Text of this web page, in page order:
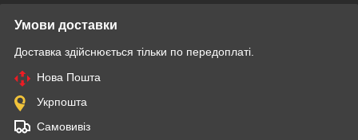
Умови доставки
Доставка здійснюється тільки по передоплаті.
Нова Пошта
Укрпошта
Самовивіз